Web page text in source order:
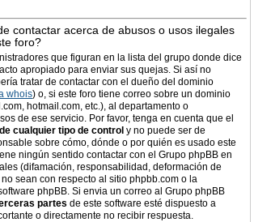
contactar acerca de abusos o usos ilegales
foro?
que figuran en la lista del grupo donde dice
apropiado para enviar sus quejas. Si así no
tratar de contactar con el dueño del dominio
whois) o, si este foro tiene correo sobre un dominio
hotmail.com, etc.), al departamento o
de ese servicio. Por favor, tenga en cuenta que el
cualquier tipo de control y no puede ser de
sobre cómo, dónde o por quién es usado este
ningún sentido contactar con el Grupo phpBB en
(difamación, responsabilidad, deformación de
sean con respecto al sitio phpbb.com o la
phpBB. Si envia un correo al Grupo phpBB
partes de este software esté dispuesto a
o directamente no recibir respuesta.